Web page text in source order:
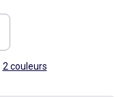
2 couleurs